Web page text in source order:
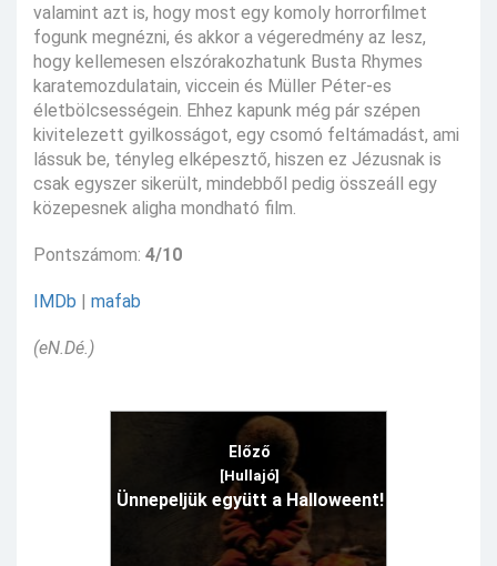
valamint azt is, hogy most egy komoly horrorfilmet
fogunk megnézni, és akkor a végeredmény az lesz,
hogy kellemesen elszórakozhatunk Busta Rhymes
karatemozdulatain, viccein és Müller Péter-es
életbölcsességein. Ehhez kapunk még pár szépen
kivitelezett gyilkosságot, egy csomó feltámadást, ami
lássuk be, tényleg elképesztő, hiszen ez Jézusnak is
csak egyszer sikerült, mindebből pedig összeáll egy
közepesnek aligha mondható film.
Pontszámom: 4/10
IMDb | mafab
(eN.Dé.)
Előző
[Hullajó]
Ünnepeljük együtt a Halloweent!